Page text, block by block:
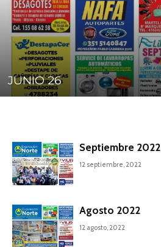
JUNIO 26
Septiembre 2022
12 septiembre, 2022
Agosto 2022
12 agosto, 2022